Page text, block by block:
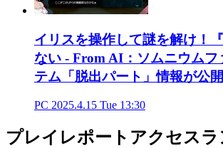
イリスを操作して謎を解け！
ない - From AI：ソムニウムフ
テム「脱出パート」情報が公開
PC 2025.4.15 Tue 13:30
プレイレポートアクセス